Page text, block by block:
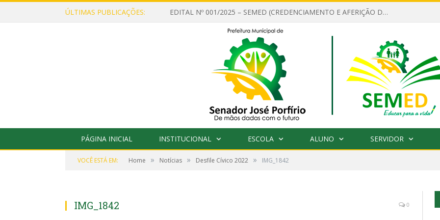
ÚLTIMAS PUBLICAÇÕES: EDITAL Nº 001/2025 – SEMED (CREDENCIAMENTO E AFERIÇÃO DE CRITÉRIOS TÉCNICOS DE MÉRITO E DESEMPENHO PARA PROVIMENTO DO CARGO OU FUNÇÃO DE GESTOR ESCOLAR DAS UNIDADES DE ENSINO DA REDE MUNICIPAL DE SENADOR JO)
PÁGINA INICIAL INSTITUCIONAL ESCOLA ALUNO SERVIDOR
VOCÊ ESTÁ EM: Home » Notícias » Desfile Cívico 2022 » IMG_1842
IMG_1842 0